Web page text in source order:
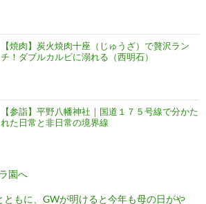
【焼肉】炭火焼肉十座（じゅうざ）で贅沢ラン
チ！ダブルカルビに溺れる（西明石）
【参詣】平野八幡神社｜国道１７５号線で分かた
れた日常と非日常の境界線